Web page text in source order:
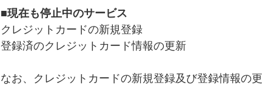
■現在も停止中のサービス
クレジットカードの新規登録
登録済のクレジットカード情報の更新
なお、クレジットカードの新規登録及び登録情報の